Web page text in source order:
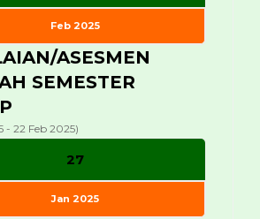
Feb 2025
ASESMEN
SEMESTER
- 22 Feb 2025)
27
Jan 2025